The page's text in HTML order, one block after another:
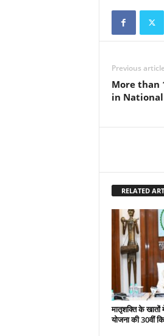
Previous article
More than
in
RELATED
मातृशक्ति के खातों
योजना की 30वीं